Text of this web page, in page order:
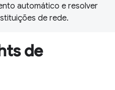
automático e resolver
de rede.
de